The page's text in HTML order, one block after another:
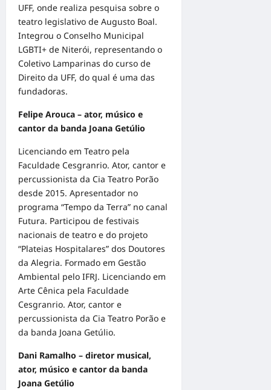
UFF, onde realiza pesquisa sobre o
teatro legislativo de Augusto Boal.
Integrou o Conselho Municipal
LGBTI+ de Niterói, representando o
Coletivo Lamparinas do curso de
Direito da UFF, do qual é uma das
fundadoras.
Felipe Arouca – ator, músico e
cantor da banda Joana Getúlio
Licenciando em Teatro pela
Faculdade Cesgranrio. Ator, cantor e
percussionista da Cia Teatro Porão
desde 2015. Apresentador no
programa “Tempo da Terra” no canal
Futura. Participou de festivais
nacionais de teatro e do projeto
“Plateias Hospitalares” dos Doutores
da Alegria. Formado em Gestão
Ambiental pelo IFRJ. Licenciando em
Arte Cênica pela Faculdade
Cesgranrio. Ator, cantor e
percussionista da Cia Teatro Porão e
da banda Joana Getúlio.
Dani Ramalho – diretor musical,
ator, músico e cantor da banda
Joana Getúlio